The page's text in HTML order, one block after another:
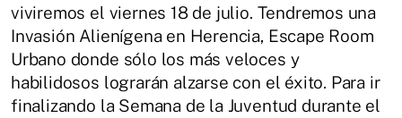
viviremos el viernes 18 de julio. Tendremos una
Invasión Alienígena en Herencia, Escape Room
Urbano donde sólo los más veloces y
habilidosos lograrán alzarse con el éxito. Para ir
finalizando la Semana de la Juventud durante el